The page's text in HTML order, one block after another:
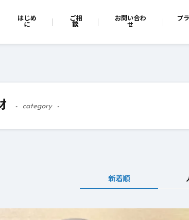
はじめ
に
ご相
談
お問い合わ
せ
プ
category
新着順